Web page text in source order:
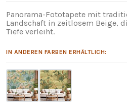
Panorama-Fototapete mit
Landschaft in zeitlosem Beige,
Tiefe verleiht.
IN ANDEREN FARBEN ERHÄLTLICH: